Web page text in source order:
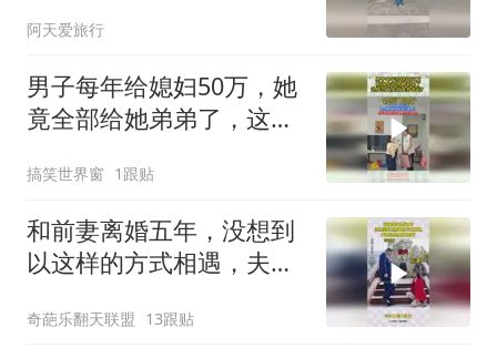
阿天爱旅行
男子每年给媳妇50万，她
竟全部给她弟弟了，这样
搞笑世界窗 1跟贴
和前妻离婚五年，没想到
以这样的方式相遇，夫妻
奇葩乐翻天联盟 13跟贴